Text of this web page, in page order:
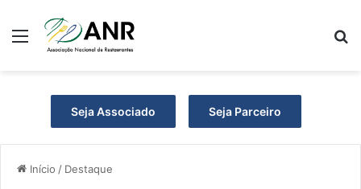
Menu
Seja Associado Seja Parceiro
Início / Destaque